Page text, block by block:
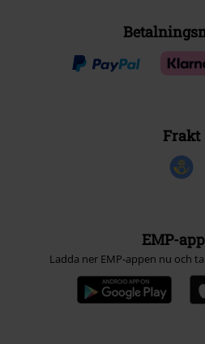
Frakt
EMP-
Ladda ner EMP-appen nu och